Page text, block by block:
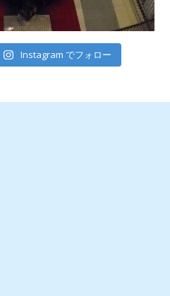
Instagram でフォロー